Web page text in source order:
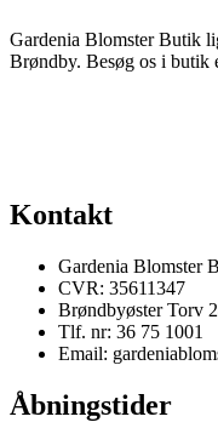
Gardenia Blomster Butik
Brøndby. Besøg os i butik
Kontakt
Gardenia Blomster
CVR: 35611347
Brøndbyøster Torv
Tlf. nr: 36 75 1001
Email:
Åbningstider